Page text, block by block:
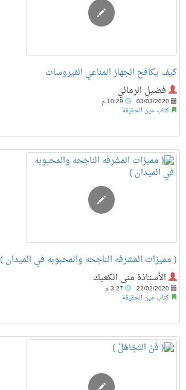
كيف يكافح الجهاز المناعي الفيروسات
فضيل الرمالي
03/03/2020
كتاب عين الحقيقة
( مميزات المشرفه الناجحه والمحبوبه في الميدان )
الأستاذة منى الكعيك
22/02/2020
كتاب عين الحقيقة